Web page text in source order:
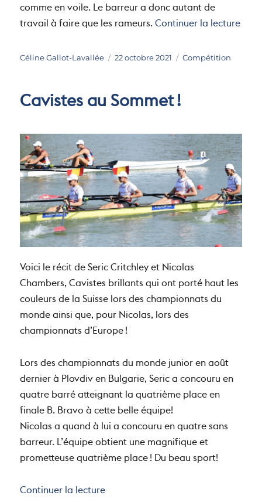
comme en voile. Le barreur a donc autant de
travail à faire que les rameurs.Continuer la lecturede «
Auteur
Céline Gallot-Lavallée
Publié
22 octobre 2021 Catégories
Compétition
Cavistes au Sommet !
Voici le récit de Seric Critchley et Nicolas
Chambers, Cavistes brillants qui ont porté haut les
couleurs de la Suisse lors des championnats du
monde ainsi que, pour Nicolas, lors des
championnats d’Europe !
Lors des championnats du monde junior en août
dernier à Plovdiv en Bulgarie, Seric a concouru en
quatre barré atteignant la quatrième place en
finale B. Bravo à cette belle équipe!
Nicolas a quand à lui a concouru en quatre sans
barreur. L’équipe obtient une magnifique et
prometteuse quatrième place ! Du beau sport!
Continuer la lecturede « Cavistes au Sommet ! »